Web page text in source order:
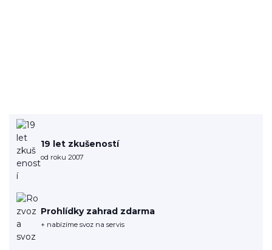
19 let zkušeností
od roku 2007
Prohlídky zahrad zdarma
+ nabízíme svoz na servis